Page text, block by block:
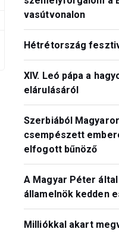
vasútvonalon
Hétrétország
XIV. Leó pápa a
elárulásáról
Szerbiából
csempészett
elfogott bűnöző
A Magyar Péter
államelnök kedden
Milliókkal akart